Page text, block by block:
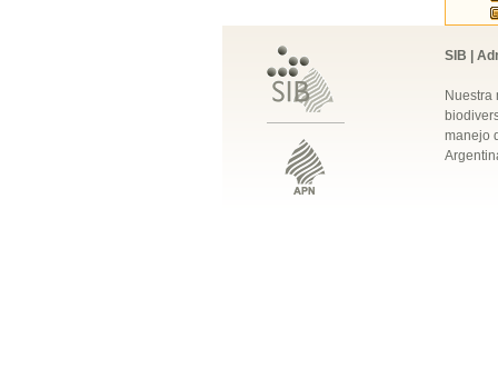
SIB |
Nuestra
manejo